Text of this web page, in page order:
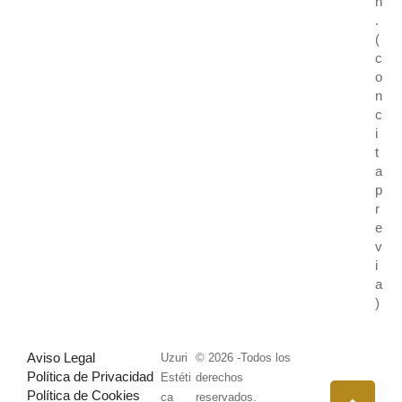
.
(
c
o
n
c
i
t
a
p
r
e
v
i
a
)
Aviso Legal
Política de Privacidad
Política de Cookies
Uzuri
Estéti
ca
© 2026 -Todos los
derechos
reservados.